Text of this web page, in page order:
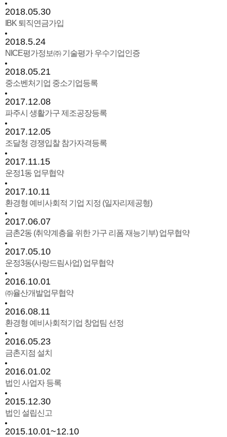
2018.05.30
IBK 퇴직연금가입
2018.5.24
NICE평가정보㈜ 기술평가 우수기업인증
2018.05.21
중소벤처기업 중소기업등록
2017.12.08
파주시 생활가구 제조공장등록
2017.12.05
조달청 경쟁입찰 참가자격등록
2017.11.15
운정1동 업무협약
2017.10.11
환경형 예비사회적 기업 지정 (일자리제공형)
2017.06.07
금촌2동 (취약계층을 위한 가구 리폼 재능기부) 업무협약
2017.05.10
운정3동(사랑드림사업) 업무협약
2016.10.01
㈜율산개발업무협약
2016.08.11
환경형 예비사회적기업 창업팀 선정
2016.05.23
금촌지점 설치
2016.01.02
법인 사업자 등록
2015.12.30
법인 설립신고
2015.10.01~12.10